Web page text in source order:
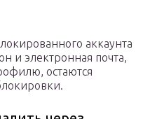
аккаунта
и электронная почта,
остаются